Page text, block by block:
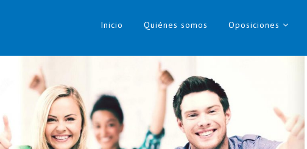
Inicio Quiénes somos Oposiciones